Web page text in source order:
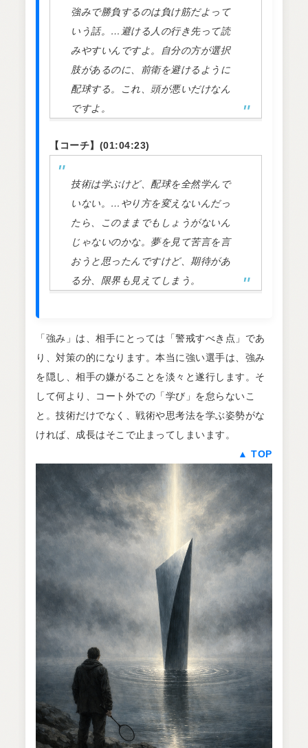
強みで勝負するのは負け筋だよって
いう話。…避ける人の行き先って読
みやすいんですよ。自分の方が選択
肢があるのに、前衛を避けるように
配球する。これ、頭が悪いだけなん
ですよ。
【コーチ】(01:04:23)
技術は学ぶけど、配球を全然学んで
いない。…やり方を変えないんだっ
たら、このままでもしょうがないん
じゃないのかな。夢を見て苦言を言
おうと思ったんですけど、期待があ
る分、限界も見えてしまう。
「強み」は、相手にとっては「警戒すべき点」であ
り、対策の的になります。本当に強い選手は、強み
を隠し、相手の嫌がることを淡々と遂行します。そ
して何より、コート外での「学び」を怠らないこ
と。技術だけでなく、戦術や思考法を学ぶ姿勢がな
ければ、成長はそこで止まってしまいます。
▲ TOP